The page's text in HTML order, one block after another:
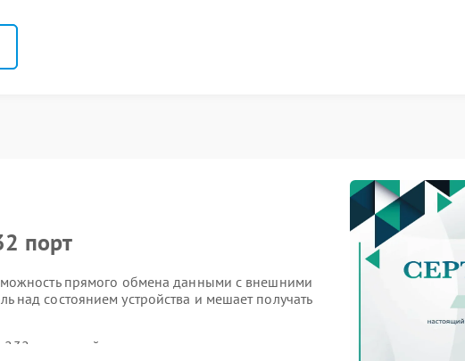
порт
прямого обмена данными с внешними
над состоянием устройства и мешает получать
— главный признак неисправности.